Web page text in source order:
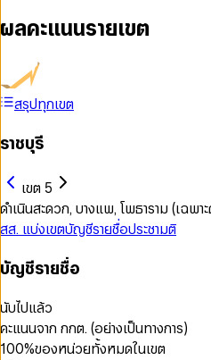
ผลคะแนนรายเขต
สรุปทุกเขต
ราชบุรี
เขต 5
ดำเนินสะดวก, บางแพ, โพธาราม (เฉพ
สส. แบ่งเขตบัญชีรายชื่อประชามติ
บัญชีรายชื่อ
นับไปแล้ว
คะแนนจาก กกต. (อย่างเป็นทางการ)
100%ของหน่วยทั้งหมดในเขต